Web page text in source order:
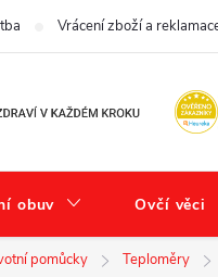
Vrácení zboží a
obuv Ovčí věci
pomůcky Teploměry